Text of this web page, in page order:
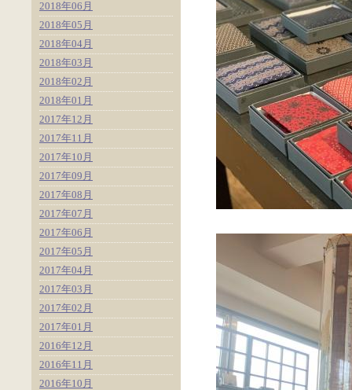
2018年06月
2018年05月
2018年04月
2018年03月
2018年02月
2018年01月
2017年12月
2017年11月
2017年10月
2017年09月
2017年08月
2017年07月
2017年06月
2017年05月
2017年04月
2017年03月
2017年02月
2017年01月
2016年12月
2016年11月
2016年10月